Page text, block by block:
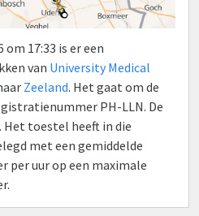
om 17:33 is er een
van University Medical
Zeeland. Het gaat om de
PH-LLN. De
Het toestel heeft in die
met een gemiddelde
per uur op een maximale